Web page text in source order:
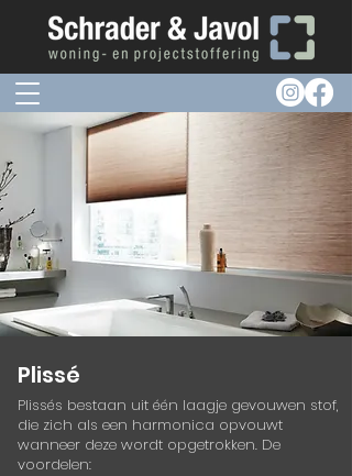
Plissé
Plissés bestaan uit één laagje gevouwen stof,
die zich als een harmonica opvouwt
wanneer deze wordt opgetrokken. De
voordelen:​